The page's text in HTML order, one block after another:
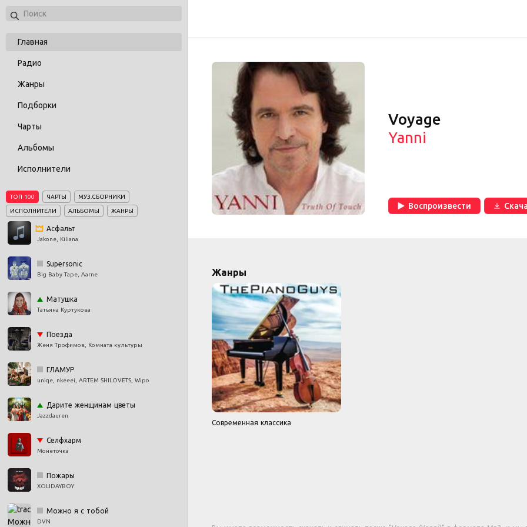
Главная
Радио
Жанры
Подборки
Чарты
Альбомы
Исполнители
ТОП 100 ЧАРТЫ МУЗ.СБОРНИКИ
ИСПОЛНИТЕЛИ АЛЬБОМЫ ЖАНРЫ
Асфальт
Jakone, Kiliana
Supersonic
Big Baby Tape, Aarne
Матушка
Татьяна Куртукова
Поезда
Женя Трофимов, Комната культуры
ГЛАМУР
uniqe, nkeeei, ARTEM SHILOVETS, Wipo
Дарите женщинам цветы
Jazzdauren
Селфхарм
Монеточка
Пожары
XOLIDAYBOY
Можно я с тобой
DVN
Voyage
Yanni
Воспроизвести
Жанры
Современная классика